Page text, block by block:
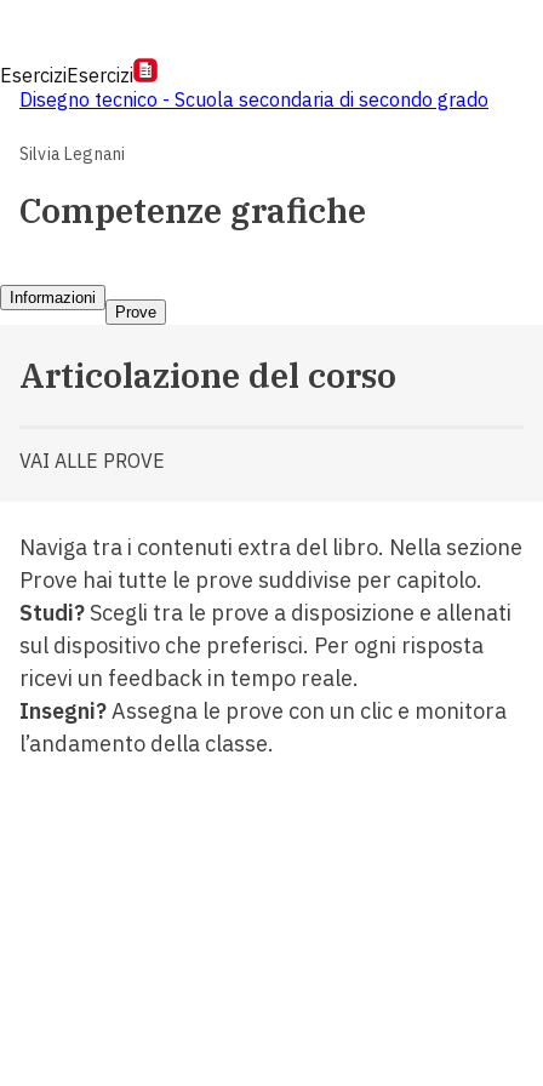
EserciziEsercizi
Disegno tecnico - Scuola secondaria di secondo grado
Silvia Legnani
Competenze grafiche
Informazioni
Prove
Articolazione del corso
VAI ALLE PROVE
Naviga tra i contenuti extra del libro. Nella sezione
Prove hai tutte le prove suddivise per capitolo.
Studi?Scegli tra le prove a disposizione e allenati
sul dispositivo che preferisci. Per ogni risposta
ricevi un feedback in tempo reale.
Insegni? Assegna le prove con un clic e monitora
l’andamento della classe.